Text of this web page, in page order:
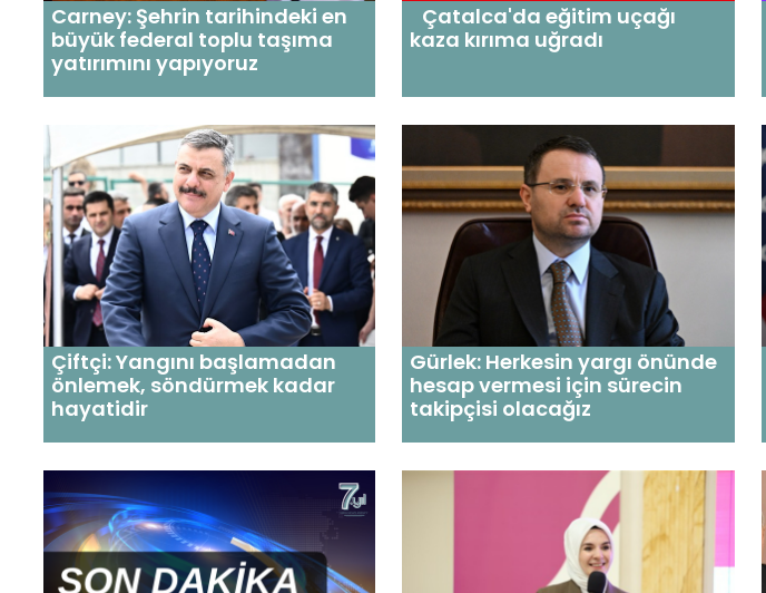
Carney: Şehrin tarihindeki en
büyük federal toplu taşıma
yatırımını yapıyoruz
Çatalca'da eğitim uçağı
kaza kırıma uğradı
Çiftçi: Yangını başlamadan
önlemek, söndürmek kadar
hayatidir
Gürlek: Herkesin yargı önünde
hesap vermesi için sürecin
takipçisi olacağız